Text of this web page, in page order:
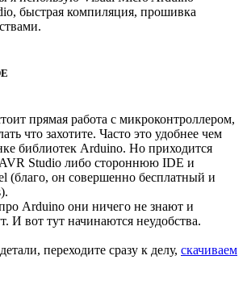
быстрая компиляция, прошивка
прямая работа с микроконтроллером,
что захотите. Часто это удобнее чем
библиотек Arduino. Но приходится
AVR Studio либо стороннюю IDE и
(благо, он совершенно бесплатный и
Arduino они ничего не знают и
И вот тут начинаются неудобства.
переходите сразу к делу, скачиваем